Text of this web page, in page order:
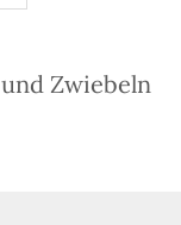
Zwiebeln